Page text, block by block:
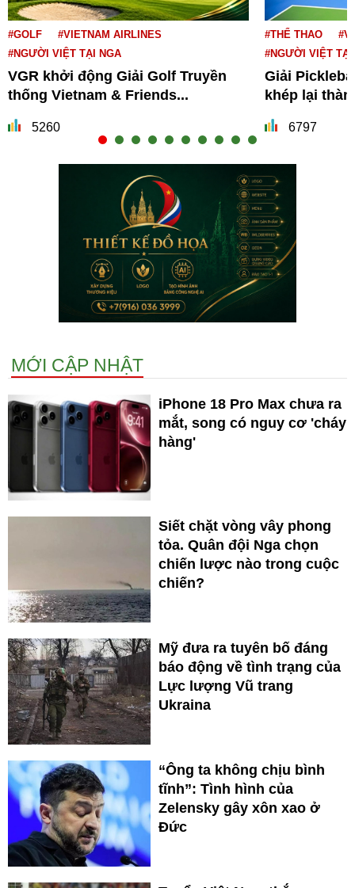
#GOLF
#VIETNAM AIRLINES
#NGƯỜI VIỆT TẠI NGA
VGR khởi động Giải Golf Truyền
thống Vietnam & Friends...
5260
#THỂ THAO
#NGƯỜI VIỆT TẠI
Giải
khép lại
6797
MỚI CẬP NHẬT
iPhone 18 Pro Max chưa ra
mắt, song có nguy cơ 'cháy
hàng'
Siết chặt vòng vây phong
tỏa. Quân đội Nga chọn
chiến lược nào trong cuộc
chiến?
Mỹ đưa ra tuyên bố đáng
báo động về tình trạng của
Lực lượng Vũ trang
Ukraina
“Ông ta không chịu bình
tĩnh”: Tình hình của
Zelensky gây xôn xao ở
Đức